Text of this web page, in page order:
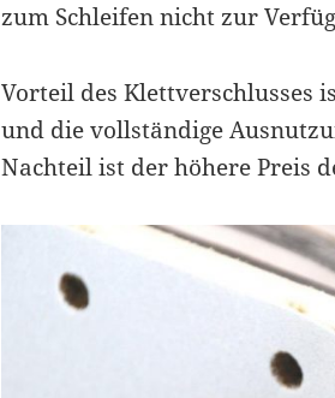
zum Schleifen nicht zur
Vorteil des Klettverschlusses
und die vollständige
Nachteil ist der höhere Preis